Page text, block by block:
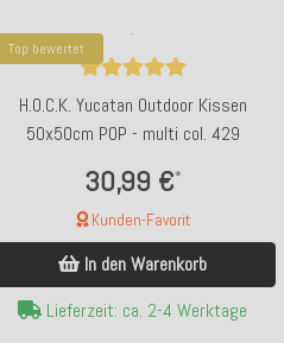
Top bewertet
H.O.C.K. Yucatan Outdoor Kissen
50x50cm POP - multi col. 429
30,99 €*
Kunden-Favorit
In den Warenkorb
Lieferzeit: ca. 2-4 Werktage